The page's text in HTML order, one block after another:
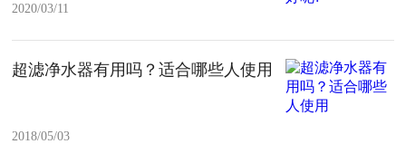
2020/03/11
超滤净水器有用吗？适合哪些人使用
2018/05/03